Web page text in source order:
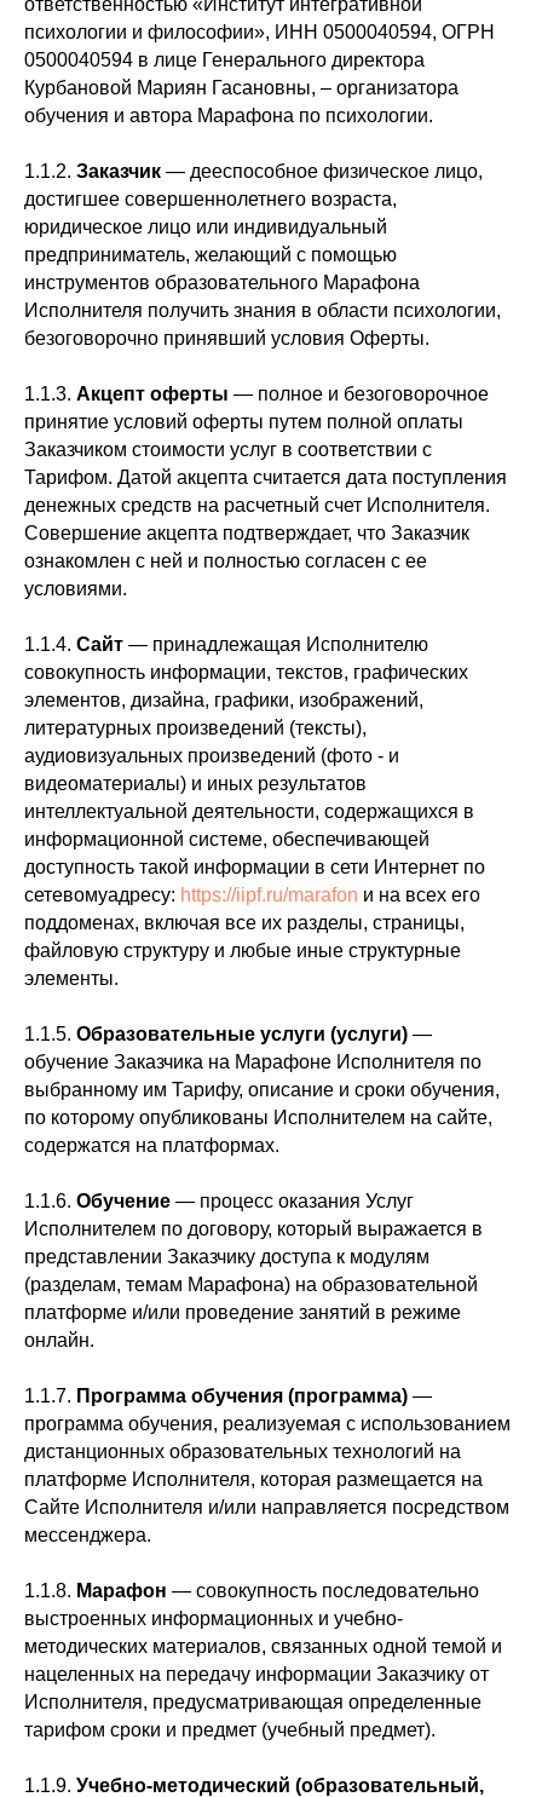
ответственностью «Институт интегративной
психологии и философии», ИНН 0500040594, ОГРН
0500040594 в лице Генерального директора
Курбановой Мариян Гасановны, – организатора
обучения и автора Марафона по психологии.
1.1.2. Заказчик — дееспособное физическое лицо,
достигшее совершеннолетнего возраста,
юридическое лицо или индивидуальный
предприниматель, желающий с помощью
инструментов образовательного Марафона
Исполнителя получить знания в области психологии,
безоговорочно принявший условия Оферты.
1.1.3. Акцепт оферты — полное и безоговорочное
принятие условий оферты путем полной оплаты
Заказчиком стоимости услуг в соответствии с
Тарифом. Датой акцепта считается дата поступления
денежных средств на расчетный счет Исполнителя.
Совершение акцепта подтверждает, что Заказчик
ознакомлен с ней и полностью согласен с ее
условиями.
1.1.4. Сайт — принадлежащая Исполнителю
совокупность информации, текстов, графических
элементов, дизайна, графики, изображений,
литературных произведений (тексты),
аудиовизуальных произведений (фото - и
видеоматериалы) и иных результатов
интеллектуальной деятельности, содержащихся в
информационной системе, обеспечивающей
доступность такой информации в сети Интернет по
сетевомуадресу: https://iipf.ru/marafon и на всех его
поддоменах, включая все их разделы, страницы,
файловую структуру и любые иные структурные
элементы.
1.1.5. Образовательные услуги (услуги) —
обучение Заказчика на Марафоне Исполнителя по
выбранному им Тарифу, описание и сроки обучения,
по которому опубликованы Исполнителем на сайте,
содержатся на платформах.
1.1.6. Обучение — процесс оказания Услуг
Исполнителем по договору, который выражается в
представлении Заказчику доступа к модулям
(разделам, темам Марафона) на образовательной
платформе и/или проведение занятий в режиме
онлайн.
1.1.7. Программа обучения (программа) —
программа обучения, реализуемая с использованием
дистанционных образовательных технологий на
платформе Исполнителя, которая размещается на
Сайте Исполнителя и/или направляется посредством
мессенджера.
1.1.8. Марафон — совокупность последовательно
выстроенных информационных и учебно-
методических материалов, связанных одной темой и
нацеленных на передачу информации Заказчику от
Исполнителя, предусматривающая определенные
тарифом сроки и предмет (учебный предмет).
1.1.9. Учебно-методический (образовательный,